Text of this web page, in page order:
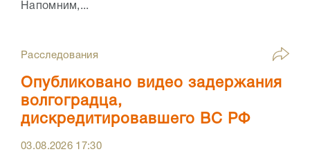
Напомним,...
Расследования
Опубликовано видео задержания
волгоградца,
дискредитировавшего ВС РФ
03.08.2026 17:30